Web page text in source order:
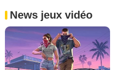
News jeux vidéo